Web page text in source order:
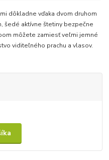
dôkladne vďaka dvom druhom
šedé aktívne štetiny bezpečne
môžete zamiesť veľmi jemné
viditeľného prachu a vlasov.